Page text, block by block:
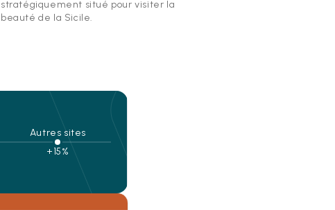
stratégiquement situé pour visiter la
beauté de la Sicile.
Autres sites
+15%